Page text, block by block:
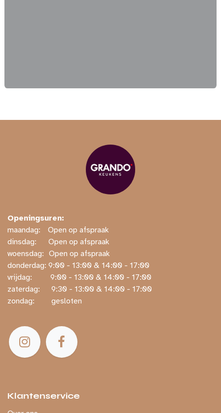
Openingsuren:
maandag:
​​Open op afspraak
dinsdag:
​Open op afspraak
woensdag: ​Open op afspraak
donderdag: ​9:00 - 13:00 & 14:00 - 17:00
vrijdag:
​ ​9:00 - 13:00 & 14:00 - 17:00
zaterdag:
​ ​9:30 - 13:00 & 14:00 - 17:00
zondag:
​ gesloten
Klantenservice